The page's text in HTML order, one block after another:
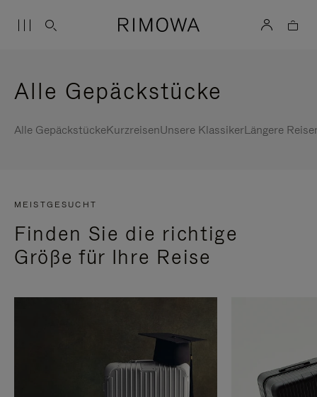
Alle Gepäckstücke
Alle GepäckstückeKurzreisenUnsere KlassikerLängere
MEISTGESUCHT
Finden Sie die richtige
Größe für Ihre Reise